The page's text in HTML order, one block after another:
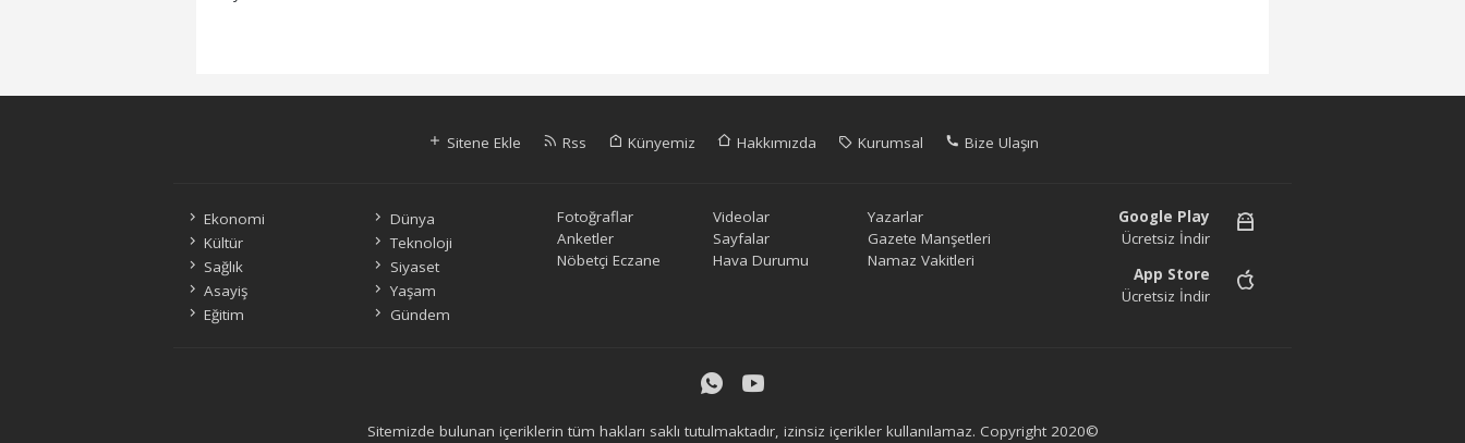
Sitene Ekle Rss Künyemiz Hakkımızda Kurumsal Bize Ulaşın
Ekonomi
Dünya
Kültür
Teknoloji
Sağlık
Siyaset
Asayiş
Yaşam
Eğitim
Gündem
Fotoğraflar Videolar
Yazarlar
Anketler
Sayfalar
Gazete Manşetleri
Nöbetçi Eczane
Hava Durumu Namaz Vakitleri
Google Play
Ücretsiz İndir
App Store
Ücretsiz İndir
Sitemizde bulunan içeriklerin tüm hakları saklı tutulmaktadır, izinsiz içerikler kullanılamaz. Copyright 2020©